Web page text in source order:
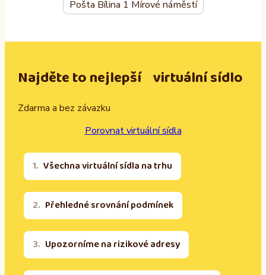
Pošta Bílina 1 Mírové náměstí
Najděte to nejlepší virtuální sídlo
Zdarma a bez závazku
Porovnat virtuální sídla
Všechna virtuální sídla na trhu
Přehledné srovnání podmínek
Upozorníme na rizikové adresy